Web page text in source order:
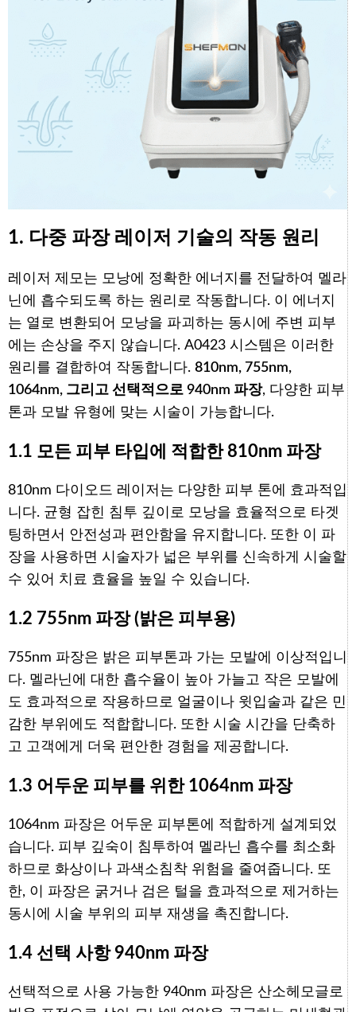
1. 다중 파장 레이저 기술의 작동 원리
레이저 제모는 모낭에 정확한 에너지를 전달하여 멜라
닌에 흡수되도록 하는 원리로 작동합니다. 이 에너지
는 열로 변환되어 모낭을 파괴하는 동시에 주변 피부
에는 손상을 주지 않습니다. A0423 시스템은 이러한
원리를 결합하여 작동합니다. 810nm, 755nm,
1064nm, 그리고 선택적으로 940nm 파장, 다양한 피부
톤과 모발 유형에 맞는 시술이 가능합니다.
1.1 모든 피부 타입에 적합한 810nm 파장
810nm 다이오드 레이저는 다양한 피부 톤에 효과적입
니다. 균형 잡힌 침투 깊이로 모낭을 효율적으로 타겟
팅하면서 안전성과 편안함을 유지합니다. 또한 이 파
장을 사용하면 시술자가 넓은 부위를 신속하게 시술할
수 있어 치료 효율을 높일 수 있습니다.
1.2 755nm 파장 (밝은 피부용)
755nm 파장은 밝은 피부톤과 가는 모발에 이상적입니
다. 멜라닌에 대한 흡수율이 높아 가늘고 작은 모발에
도 효과적으로 작용하므로 얼굴이나 윗입술과 같은 민
감한 부위에도 적합합니다. 또한 시술 시간을 단축하
고 고객에게 더욱 편안한 경험을 제공합니다.
1.3 어두운 피부를 위한 1064nm 파장
1064nm 파장은 어두운 피부톤에 적합하게 설계되었
습니다. 피부 깊숙이 침투하여 멜라닌 흡수를 최소화
하므로 화상이나 과색소침착 위험을 줄여줍니다. 또
한, 이 파장은 굵거나 검은 털을 효과적으로 제거하는
동시에 시술 부위의 피부 재생을 촉진합니다.
1.4 선택 사항 940nm 파장
선택적으로 사용 가능한 940nm 파장은 산소헤모글로